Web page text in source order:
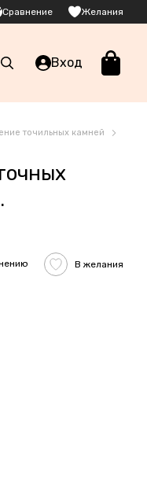
Сравнение Желания
Вход
точильных камней
В желания